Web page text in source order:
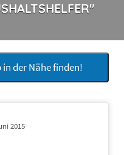
der Nähe finden!
2015